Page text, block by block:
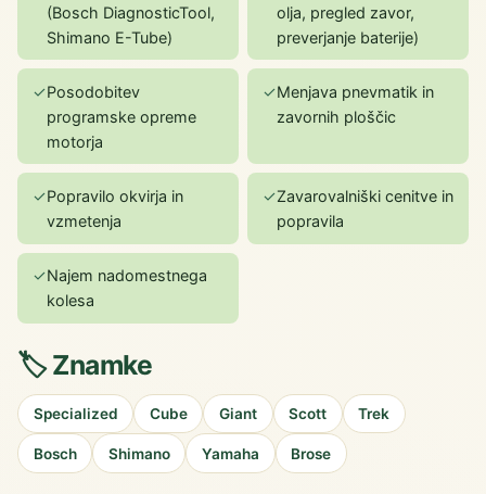
(Bosch DiagnosticTool,
Shimano E-Tube)
olja, pregled zavor,
preverjanje baterije)
✓Posodobitev
programske opreme
motorja
✓Menjava pnevmatik in
zavornih ploščic
✓Popravilo okvirja in
vzmetenja
✓Zavarovalniški cenitve in
popravila
✓Najem nadomestnega
kolesa
🏷️ Znamke
Specialized Cube Giant Scott Trek
Bosch Shimano Yamaha Brose